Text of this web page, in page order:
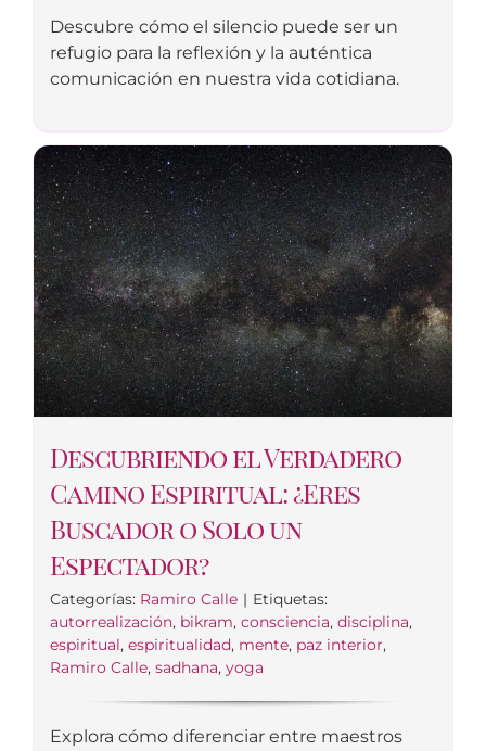
Descubre cómo el silencio puede ser un
refugio para la reflexión y la auténtica
comunicación en nuestra vida cotidiana.
Descubriendo el Verdadero
Camino Espiritual: ¿Eres
Buscador o Solo un
Espectador?
Categorías: Ramiro Calle | Etiquetas:
autorrealización, bikram, consciencia, disciplina,
espiritual, espiritualidad, mente, paz interior,
Ramiro Calle, sadhana, yoga
Explora cómo diferenciar entre maestros